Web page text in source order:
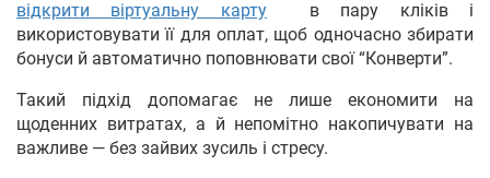
відкрити віртуальну картув пару кліків і
використовувати її для оплат, щоб одночасно збирати
бонуси й автоматично поповнювати свої “Конверти”.
Такий підхід допомагає не лише економити на
щоденних витратах, а й непомітно накопичувати на
важливе — без зайвих зусиль і стресу.